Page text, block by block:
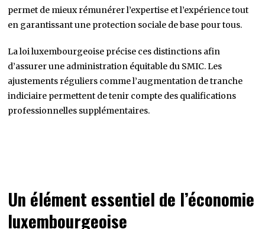
permet de mieux rémunérer l’expertise et l’expérience tout
en garantissant une protection sociale de base pour tous.
La loi luxembourgeoise précise ces distinctions afin
d’assurer une administration équitable du SMIC. Les
ajustements réguliers comme l’augmentation de tranche
indiciaire permettent de tenir compte des qualifications
professionnelles supplémentaires.
Un élément essentiel de l’économie
luxembourgeoise